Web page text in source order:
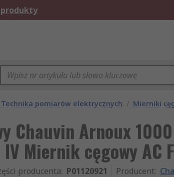
Technika pomiarów elektrycznych / Mierniki
Chauvin Arnoux
Miernik cęgowy AC
producenta: P01120921 Producent: